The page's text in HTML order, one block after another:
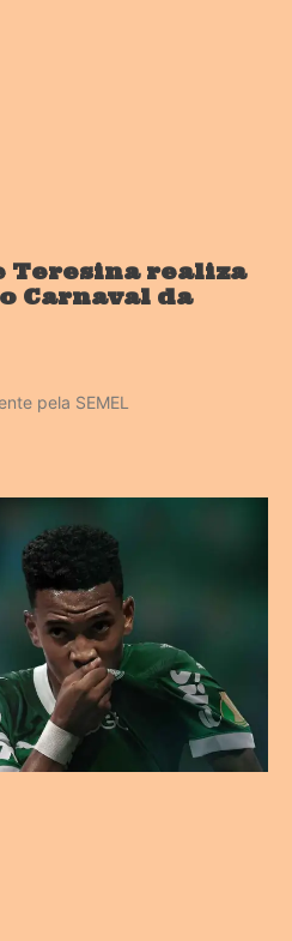
Teresina realiza
Carnaval da
pela SEMEL